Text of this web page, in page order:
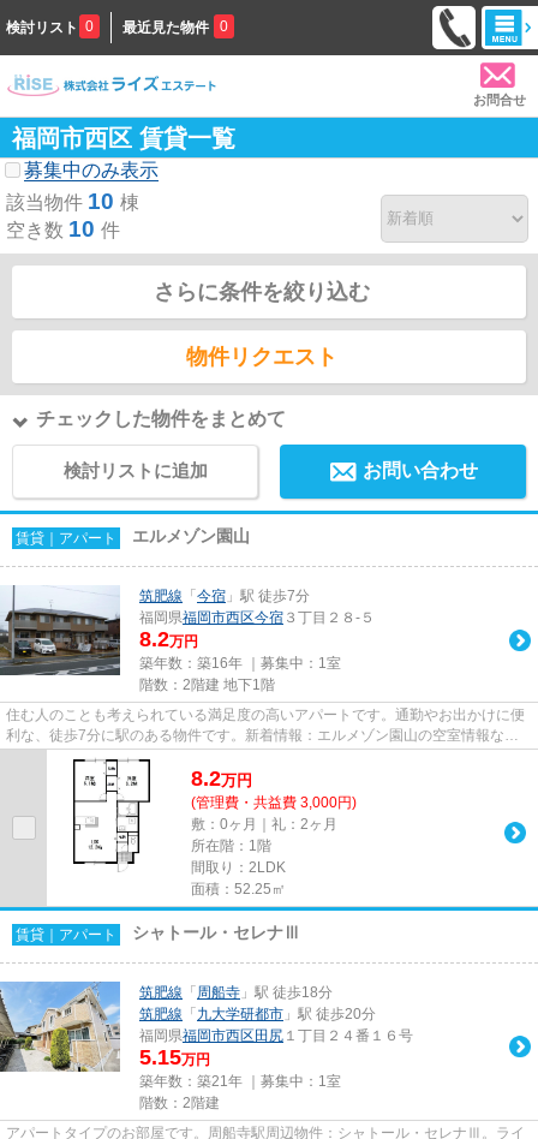
検討リスト 0 最近見た物件 0
お問合せ
福岡市西区 賃貸一覧
募集中のみ表示
該当物件 10 棟
空き数 10 件
さらに条件を絞り込む
物件リクエスト
チェックした物件をまとめて
検討リストに追加 お問い合わせ
賃貸｜アパート エルメゾン園山
筑肥線 「 今宿 」駅 徒歩7分
福岡県福岡市西区今宿 ３丁目２８-５
8.2万円
築年数：築16年 ｜募集中： 1室
階数：2階建 地下1階
住む人のことも考えられている満足度の高いアパートです。通勤やお出かけに便
利な、徒歩7分に駅のある物件です。新着情報：エルメゾン園山の空室情報なら
コチラ。福岡市西区の住まい探...
8.2万円
(管理費・共益費 3,000円)
敷：0ヶ月｜礼：2ヶ月
所在階：1階
間取り：2LDK
面積：52.25㎡
賃貸｜アパート シャトール・セレナⅢ
筑肥線 「 周船寺 」駅 徒歩18分
筑肥線 「 九大学研都市 」駅 徒歩20分
福岡県福岡市西区 田尻 １丁目２４番１６号
5.15万円
築年数：築21年 ｜募集中： 1室
階数：2階建
アパートタイプのお部屋です。周船寺駅周辺物件：シャトール・セレナⅢ。ライ